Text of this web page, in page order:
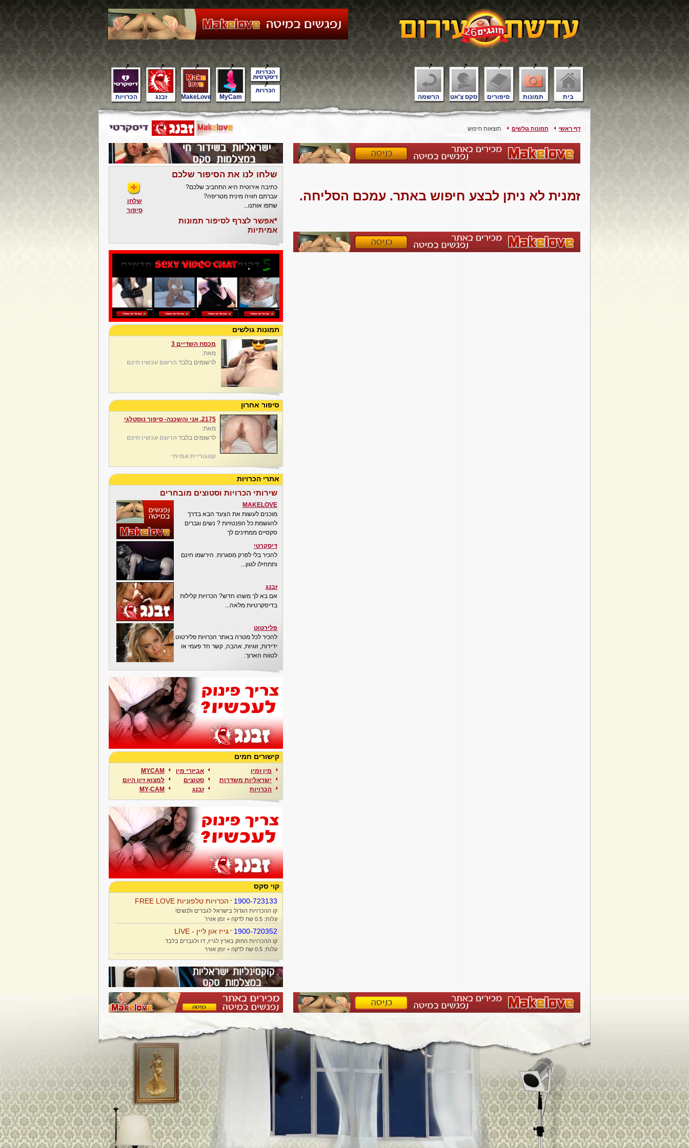
בית תמונות סיפורים סקס צ'אט הרשמה הכרויות זבנג MakeLove MyCam
דף ראשי תמונות גולשים תוצאות חיפוש
זמנית לא ניתן לבצע חיפוש באתר. עמכם הסליחה.
שלחו לנו את הסיפור שלכם
כתיבה אירוטית היא התחביב שלכם?
עברתם חוויה מינית מטריפה?
שתפו אותנו...
*אפשר לצרף לסיפור תמונות
אמיתיות
שלחו
סיפור
תמונות גולשים
מכסח השדיים 3
מאת:
לרשומים בלבד הרשם עכשיו חינם
סיפור אחרון
2175. אני והשכנה- סיפור נוסטלגי
מאת:
לרשומים בלבד הרשם עכשיו חינם
קטגוריית אמיתי
אתרי הכרויות
שירותי הכרויות וסטוצים מובחרים
MAKELOVE
מוכנים לעשות את הצעד הבא בדרך
להגשמת כל הפנטזיות ? נשים וגברים
סקסיים ממתינים לך
דיסקרטי
להכיר בלי לפרק מסגרות. הירשמו חינם
ותתחילו לגוון...
זבנג
אם בא לך משהו חדש? הכרויות קלילות
בדיסקרטיות מלאה...
פלירטוט
להכיר לכל מטרה באתר הכרויות פלירטוט.
ידידות, זוגיות, אהבה, קשר חד פעמי או
לטווח הארוך.
קישורים חמים
מין זמין
ישראליות משדרות
הכרויות
אביזרי מין
סטוצים
זבנג
MYCAM
למצוא זיון היום
MY-CAM
קוי סקס
1900-723133
- הכרויות טלפוניות FREE LOVE
קו ההכרויות הגדול בישראל לגברים ולנשים!
עלות: 0.5 שח לדקה + זמן אוויר
1900-720352
- גייז און ליין - LIVE
קו ההכרויות החזק בארץ לגייז, דו ולגברים בלבד
עלות: 0.5 שח לדקה + זמן אוויר